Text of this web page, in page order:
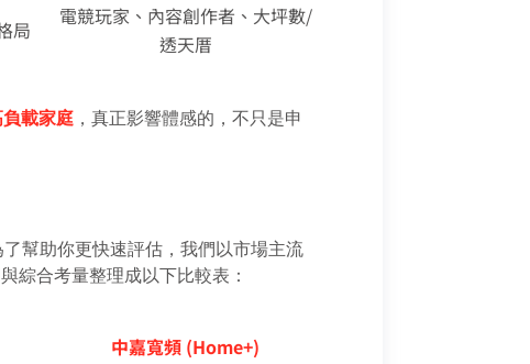
局
電競玩家、內容創作者、大坪數/
透天厝
載家庭 ，真正影響體感的，不只是申
幫助你更快速評估，我們以市場主流
綜合考量整理成以下比較表：
中嘉寬頻 (Home+)